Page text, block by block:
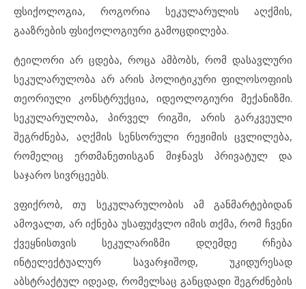
ფსიქოლოგია, როგორია სეკულარულის აღქმის,
გააზრების ფსიქოლოგიური გამოცდილება.
ტეილორი არ ცდება, როცა ამბობს, რომ დასავლური
სეკულარულობა არ არის პოლიტიკური ფილოსოფიის
თეორიული კონსტრუქცია, იდეოლოგიური მექანიზმი.
სეკულარულობა, პირველ რიგში, არის გარკვეული
შეგრძნება, აღქმის სენსორული რეჟიმის ცვლილება,
რომელიც ერთმანეთისგან მიჯნავს პრივატულ და
საჯარო სივრცეებს.
ვფიქრობ, თუ სეკულარულობის ამ განმარტებიდან
ამოვალთ, არ იქნება უსაფუძვლო იმის თქმა, რომ ჩვენი
ქვეყნისთვის სეკულარიზმი დღემდე რჩება
ინტელექტუალურ სავარჯიშოდ, უკიდურესად
აბსტრაქტულ იდეად, რომელსაც განცდადი შეგრძნების